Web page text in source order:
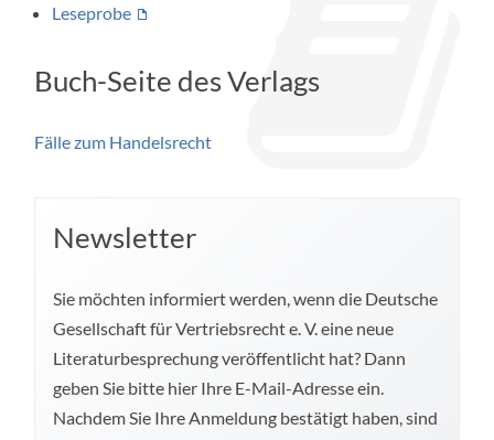
Leseprobe
Buch-Seite des Verlags
Fälle zum Handelsrecht
Newsletter
Sie möchten informiert werden, wenn die Deutsche
Gesellschaft für Vertriebsrecht e. V. eine neue
Literaturbesprechung veröffentlicht hat? Dann
geben Sie bitte hier Ihre E-Mail-Adresse ein.
Nachdem Sie Ihre Anmeldung bestätigt haben, sind